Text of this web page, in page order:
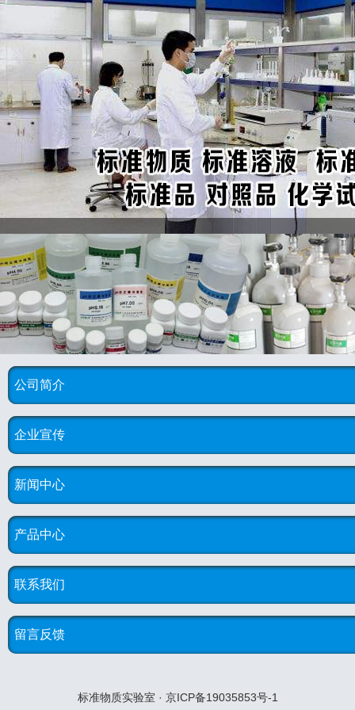
公司简介
企业宣传
新闻中心
产品中心
联系我们
留言反馈
标准物质实验室 · 京ICP备19035853号-1